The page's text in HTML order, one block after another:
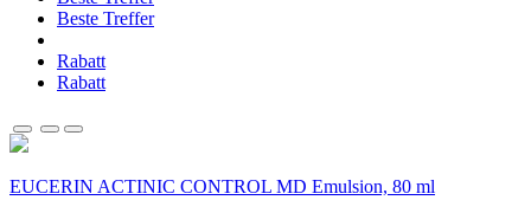
Beste Treffer
Rabatt
Rabatt
EUCERIN ACTINIC CONTROL MD Emulsion, 80 ml